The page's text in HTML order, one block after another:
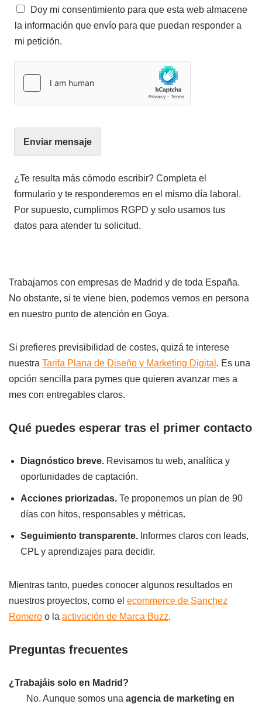
Doy mi consentimiento para que esta web almacene
la información que envío para que puedan responder a
mi petición.
Enviar mensaje
¿Te resulta más cómodo escribir? Completa el
formulario y te responderemos en el mismo día laboral.
Por supuesto, cumplimos RGPD y solo usamos tus
datos para atender tu solicitud.
Trabajamos con empresas de Madrid y de toda España.
No obstante, si te viene bien, podemos vernos en persona
en nuestro punto de atención en Goya.
Si prefieres previsibilidad de costes, quizá te interese
nuestra Tarifa Plana de Diseño y Marketing Digital . Es una
opción sencilla para pymes que quieren avanzar mes a
mes con entregables claros.
Qué puedes esperar tras el primer contacto
Diagnóstico breve. Revisamos tu web, analítica y
oportunidades de captación.
Acciones priorizadas. Te proponemos un plan de 90
días con hitos, responsables y métricas.
Seguimiento transparente. Informes claros con leads,
CPL y aprendizajes para decidir.
Mientras tanto, puedes conocer algunos resultados en
nuestros proyectos, como el ecommerce de Sanchez
Romero o la activación de Marca Buzz.
Preguntas frecuentes
¿Trabajáis solo en Madrid?
No. Aunque somos una agencia de marketing en